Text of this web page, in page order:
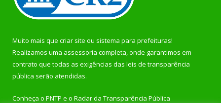
Muito mais que criar site ou sistema para prefeituras!
Realizamos uma assessoria completa, onde garantimos em
contrato que todas as exigências das leis de transparência
pública serão atendidas.
Conheça o PNTP e o Radar da Transparência Pública